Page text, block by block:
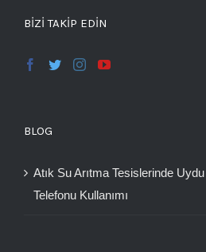
BIZI TAKIP EDIN
BLOG
Atık Su Arıtma Tesislerinde
Telefonu Kullanımı